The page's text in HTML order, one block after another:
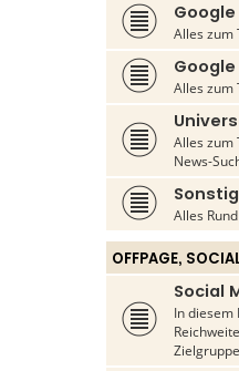
Alles zum
Alles zum
Alles zum
News-
Alles
OFFPAGE,
Social
In